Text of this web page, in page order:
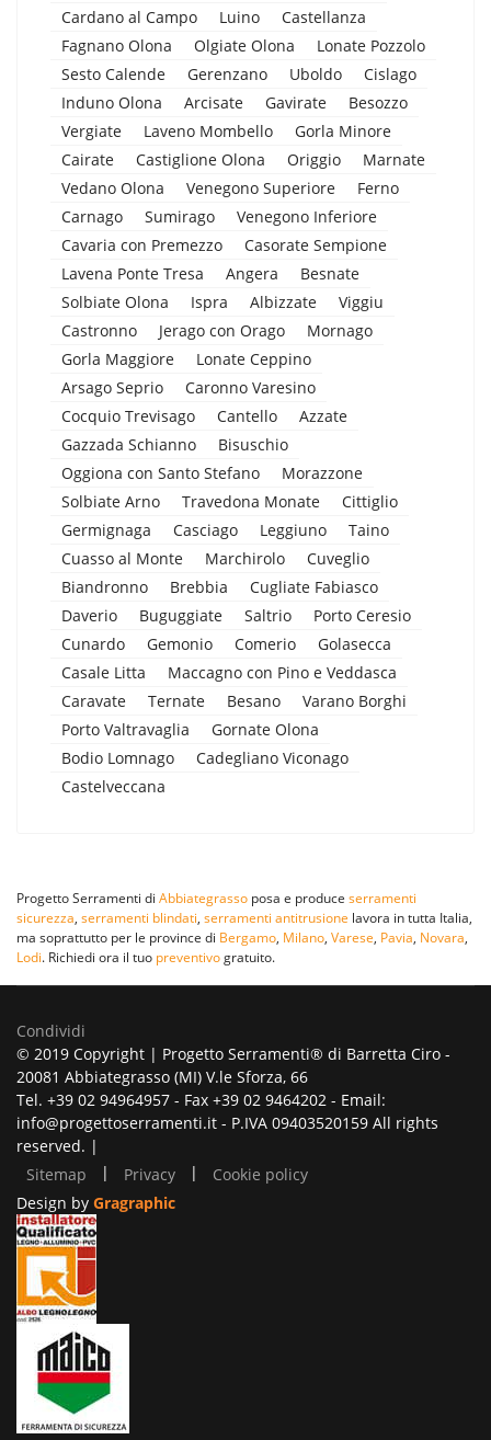
Cardano al Campo
Luino
Castellanza
Fagnano Olona
Olgiate Olona
Lonate Pozzolo
Sesto Calende
Gerenzano Uboldo
Cislago
Induno Olona
Arcisate Gavirate
Besozzo
Vergiate
Laveno Mombello
Gorla Minore
Cairate
Castiglione Olona Origgio
Marnate
Vedano Olona
Venegono Superiore
Ferno
Carnago
Sumirago
Venegono Inferiore
Cavaria con Premezzo
Casorate Sempione
Lavena Ponte Tresa
Angera
Besnate
Solbiate Olona
Ispra Albizzate
Viggiu
Castronno
Jerago con Orago
Mornago
Gorla Maggiore
Lonate Ceppino
Arsago Seprio
Caronno Varesino
Cocquio Trevisago
Cantello
Azzate
Gazzada Schianno
Bisuschio
Oggiona con Santo Stefano
Morazzone
Solbiate Arno
Travedona Monate
Cittiglio
Germignaga
Casciago Leggiuno
Taino
Cuasso al Monte
Marchirolo
Cuveglio
Biandronno
Brebbia
Cugliate Fabiasco
Daverio
Buguggiate Saltrio
Porto Ceresio
Cunardo
Gemonio Comerio
Golasecca
Casale Litta
Maccagno con Pino e Veddasca
Caravate
Ternate Besano
Varano Borghi
Porto Valtravaglia
Gornate Olona
Bodio Lomnago
Cadegliano Viconago
Castelveccana
Progetto Serramenti di Abbiategrasso posa e produce serramenti
sicurezza, serramenti blindati, serramenti antitrusione lavora in tutta Italia,
ma soprattutto per le province di Bergamo, Milano, Varese, Pavia, Novara,
Lodi. Richiedi ora il tuo preventivogratuito.
Condividi
© 2019 Copyright | Progetto Serramenti® di Barretta Ciro -
20081 Abbiategrasso (MI) V.le Sforza, 66
Tel. +39 02 94964957 - Fax +39 02 9464202 - Email:
info@progettoserramenti.it - P.IVA 09403520159 All rights
reserved. |
Sitemap
| Privacy |
Cookie policy
Design by Gragraphic